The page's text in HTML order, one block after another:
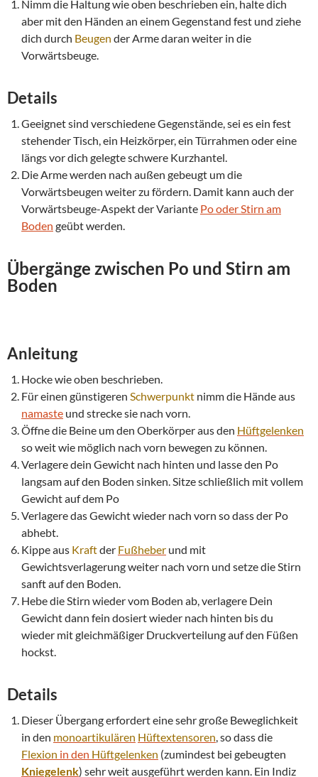
Nimm die Haltung wie oben beschrieben ein, halte dich
aber mit den Händen an einem Gegenstand fest und ziehe
dich durch Beugen der Arme daran weiter in die
Vorwärtsbeuge.
Details
Geeignet sind verschiedene Gegenstände, sei es ein fest
stehender Tisch, ein Heizkörper, ein Türrahmen oder eine
längs vor dich gelegte schwere Kurzhantel.
Die Arme werden nach außen gebeugt um die
Vorwärtsbeugen weiter zu fördern. Damit kann auch der
Vorwärtsbeuge-Aspekt der Variante Po oder Stirn am
Boden geübt werden.
Übergänge zwischen Po und Stirn am
Boden
Anleitung
Hocke wie oben beschrieben.
Für einen günstigeren Schwerpunkt nimm die Hände aus
namaste und strecke sie nach vorn.
Öffne die Beine um den Oberkörper aus den Hüftgelenken
so weit wie möglich nach vorn bewegen zu können.
Verlagere dein Gewicht nach hinten und lasse den Po
langsam auf den Boden sinken. Sitze schließlich mit vollem
Gewicht auf dem Po
Verlagere das Gewicht wieder nach vorn so dass der Po
abhebt.
Kippe aus Kraftder Fußheber und mit
Gewichtsverlagerung weiter nach vorn und setze die Stirn
sanft auf den Boden.
Hebe die Stirn wieder vom Boden ab, verlagere Dein
Gewicht dann fein dosiert wieder nach hinten bis du
wieder mit gleichmäßiger Druckverteilung auf den Füßen
hockst.
Details
Dieser Übergang erfordert eine sehr große Beweglichkeit
in den monoartikulären Hüftextensoren, so dass die
Flexion in den Hüftgelenken (zumindest bei gebeugten
Kniegelenk) sehr weit ausgeführt werden kann. Ein Indiz